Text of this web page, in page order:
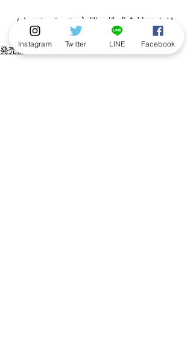
（キャンペーン主催：株式会社ロクリ
ン社）
発売情報
Instagram Twitter LINE Facebook